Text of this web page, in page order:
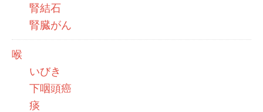
腎結石
腎臓がん
喉
いびき
下咽頭癌
痰